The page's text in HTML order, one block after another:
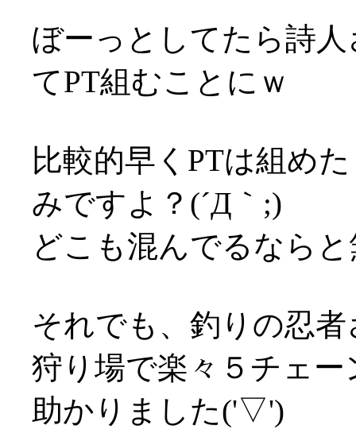
ぼーっとしてたら詩
てPT組むことにｗ
比較的早くPTは組め
みですよ？(´Д｀;)
どこも混んでるなら
それでも、釣りの忍
狩り場で楽々５チェー
助かりました('▽')